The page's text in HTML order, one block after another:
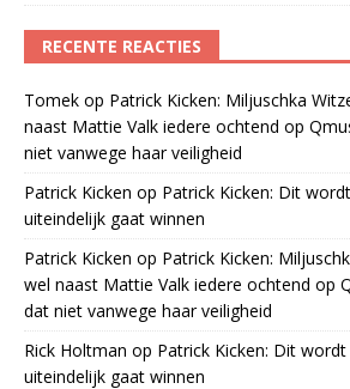
RECENTE REACTIES
Tomek op Patrick Kicken: Miljuschka
naast Mattie Valk iedere ochtend op
niet vanwege haar veiligheid
Patrick Kicken op Patrick Kicken: Dit
uiteindelijk gaat winnen
Patrick Kicken op Patrick Kicken:
wel naast Mattie Valk iedere ochtend op
dat niet vanwege haar veiligheid
Rick Holtman op Patrick Kicken: Dit
uiteindelijk gaat winnen